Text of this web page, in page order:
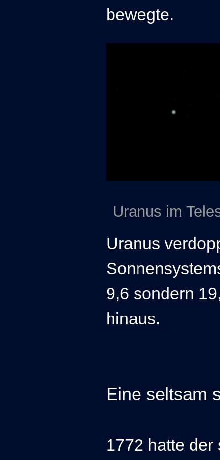
bewegte.
Uranus im
Uranus
9,6 sondern
hinaus.
Eine seltsam
1772 hatte der